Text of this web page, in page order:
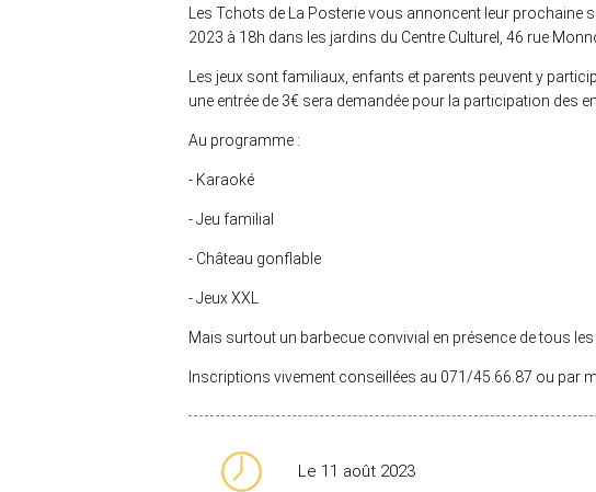
Les Tchots de La Posterie vous annoncent leur prochaine
2023 à 18h dans les jardins du Centre Culturel, 46 rue
Les jeux sont familiaux, enfants et parents peuvent y
une entrée de 3€ sera demandée pour la participation des
Au programme :
- Karaoké
- Jeu familial
- Château gonflable
- Jeux XXL
Mais surtout un barbecue convivial en présence de tous
Inscriptions vivement conseillées au 071/45.66.87 ou par
Le 11 août 2023